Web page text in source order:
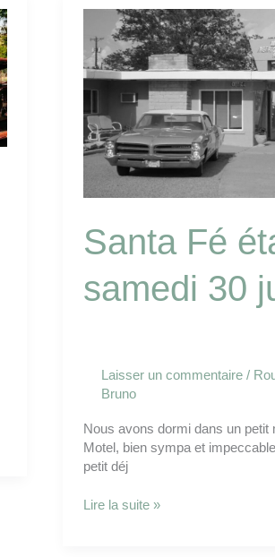
Santa Fé
samedi 30
Laisser un commentaire /
Bruno
Nous avons dormi dans un petit
Motel, bien sympa et
petit déj
Fé
étape
samedi
30
juillet
Lire la suite »